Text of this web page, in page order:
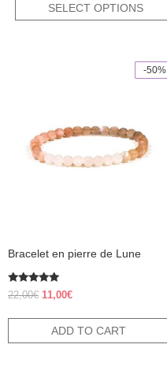
SELECT OPTIONS
-50%
Bracelet en pierre de Lune
Rated
5.00
22,00€ Original
22,00€.
11,00€Current
11,00€.
ADD TO CART